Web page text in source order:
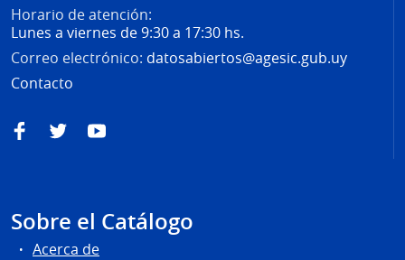
Horario de atención:
Lunes a viernes de 9:30 a 17:30 hs.
Correo electrónico: datosabiertos@agesic.gub.uy
Contacto
FacebookTwitterYouTube
Sobre el Catálogo
Acerca de